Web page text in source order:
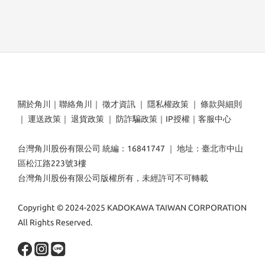
關於角川 ｜ 聯絡角川 ｜ 徵才資訊 ｜ 隱私權政策 ｜ 條款與細則
｜ 運送政策 ｜ 退貨政策 ｜ 防詐騙政策 ｜ IP授權 ｜ 客服中心
台灣角川股份有限公司 統編：16841747 ｜ 地址：臺北市中山
區松江路223號3樓
台灣角川股份有限公司版權所有，未經許可不可轉載
Copyright © 2024-2025 KADOKAWA TAIWAN CORPORATION
All Rights Reserved.